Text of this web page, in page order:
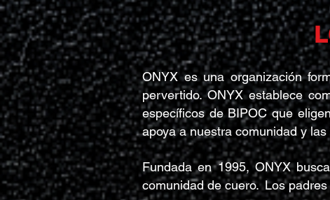
ONYX es una organización
pervertido. ONYX establece
específicos de BIPOC que
apoya a nuestra comunidad y
Fundada en 1995, ONYX
comunidad de cuero. Los